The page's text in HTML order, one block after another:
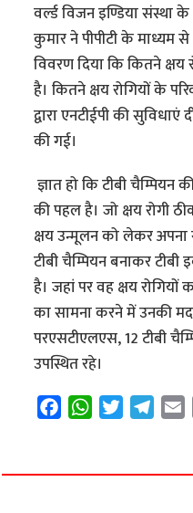
वर्ल्ड विजन इण्डिया संस्था
कुमार ने पीपीटी के माध्यम
विवरण दिया कि कितने
है। कितने क्षय रोगियों के
द्वारा एनटीईपी की
की गई।
ज्ञात हो कि टीबी चैम्पियन
की पहल है। जो क्षय रोगी
क्षय उन्मूलन को लेकर अपना
टीबी चैम्पियन बनाकर टीबी
है। जहां पर वह क्षय
का सामना करने में उनकी
परएसटीएलएस, 12 टीबी
उपस्थित रहे।
e
W
t
t
e
i